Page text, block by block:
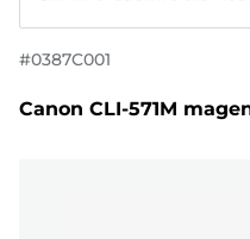
#0387C001
Canon CLI-571M